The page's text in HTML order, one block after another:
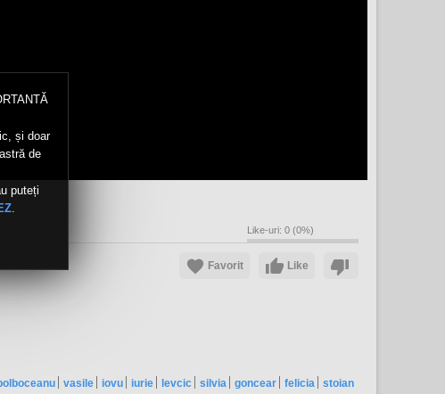
și doar
de
puteți
Like-uri: 0 (0%)
Like
Favorit
vasile iovu iurie levcic silvia goncear felicia
stoian